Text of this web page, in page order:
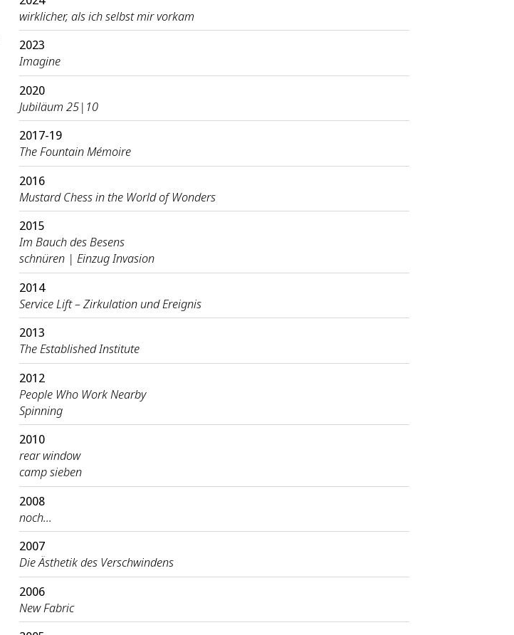
wirklicher, als ich selbst mir vorkam
2023
Imagine
2020
Jubiläum 25|10
2017-19
The Fountain Mémoire
2016
Mustard Chess in the World of Wonders
2015
Im Bauch des Besens
schnüren | Einzug Invasion
2014
Service Lift – Zirkulation und Ereignis
2013
The Established Institute
2012
People Who Work Nearby
Spinning
2010
rear window
camp sieben
2008
noch...
2007
Die Ästhetik des Verschwindens
2006
New Fabric